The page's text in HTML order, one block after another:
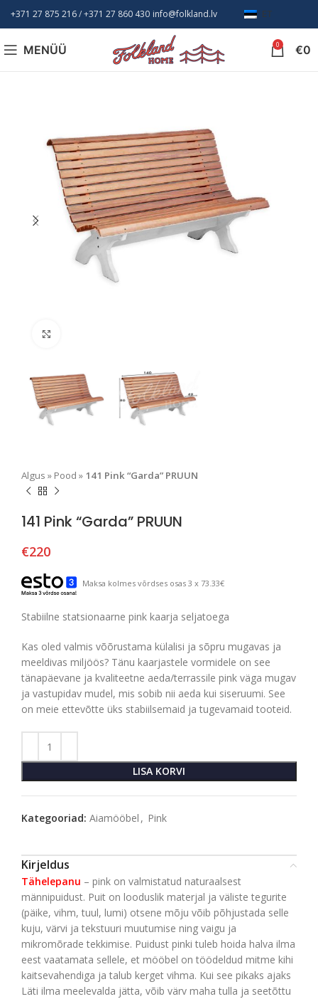
+371 27 875 216/ +371 27 860 430 info@folkland.lv ET
MENÜÜ 0 €0
Algus » Pood » 141 Pink “Garda” PRUUN
141 Pink “Garda” PRUUN
€220
Maksa kolmes võrdses osas 3 x 73.33€
Stabiilne statsionaarne pink kaarja seljatoega
Kas oled valmis võõrustama külalisi ja sõpru mugavas ja
meeldivas miljöös? Tänu kaarjastele vormidele on see
tänapäevane ja kvaliteetne aeda/terrassile pink väga mugav
ja vastupidav mudel, mis sobib nii aeda kui siseruumi. See
on meie ettevõtte üks stabiilsemaid ja tugevamaid tooteid.
LISA KORVI
Kategooriad: Aiamööbel , Pink
Kirjeldus
Tähelepanu – pink on valmistatud naturaalsest
männipuidust. Puit on looduslik materjal ja väliste tegurite
(päike, vihm, tuul, lumi) otsene mõju võib põhjustada selle
kuju, värvi ja tekstuuri muutumise ning vaigu ja
mikromõrade tekkimise. Puidust pinki tuleb hoida halva ilma
eest vaatamata sellele, et mööbel on töödeldud mitme kihi
kaitsevahendiga ja talub kerget vihma. Kui see pikaks ajaks
Läti ilma meelevalda jätta, võib värv maha tulla ja seetõttu